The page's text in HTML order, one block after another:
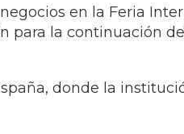
en la Feria
para la continuación
donde la